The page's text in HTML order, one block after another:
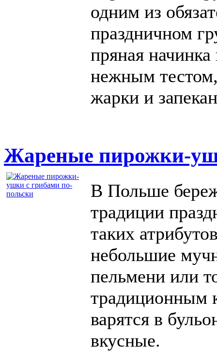
одним из
праздничном
пряная
нежным тестом,
жарки и
Жареные пирожки-
В Польше
традиции
таких
небольшие
пельмени или
варятся в
вкусные.